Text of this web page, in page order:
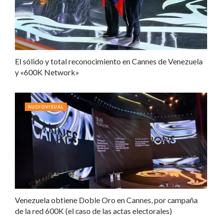
El sólido y total reconocimiento en Cannes de Venezuela
y «600K Network»
Venezuela obtiene Doble Oro en Cannes, por campaña
de la red 600K (el caso de las actas electorales)
AUDIOVISUAL